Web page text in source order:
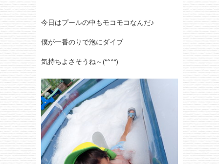
今日はプールの中もモコモコなんだ♪
僕が一番のりで泡にダイブ
気持ちよさそうね～(*^^*)